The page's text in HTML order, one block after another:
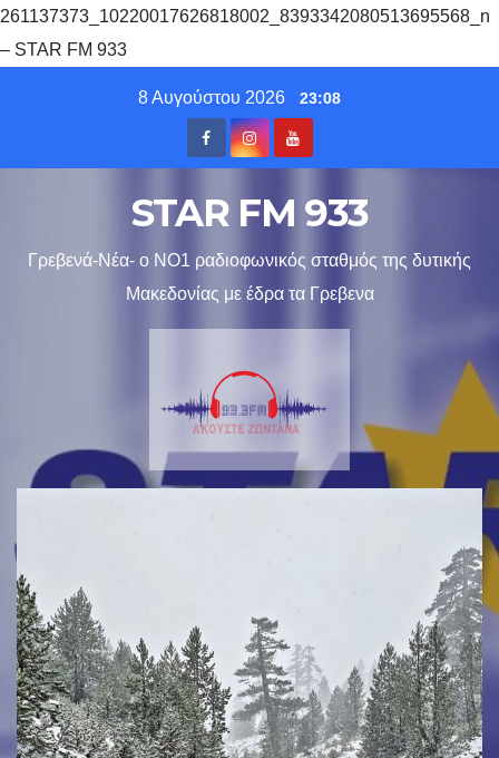
261137373_10220017626818002_8393342080513695568_n
– STAR FM 933
8 Αυγούστου 2026 23:08
STAR FM 933
Γρεβενά-Νέα- ο ΝΟ1 ραδιοφωνικός σταθμός της δυτικής
Μακεδονίας με έδρα τα Γρεβενα